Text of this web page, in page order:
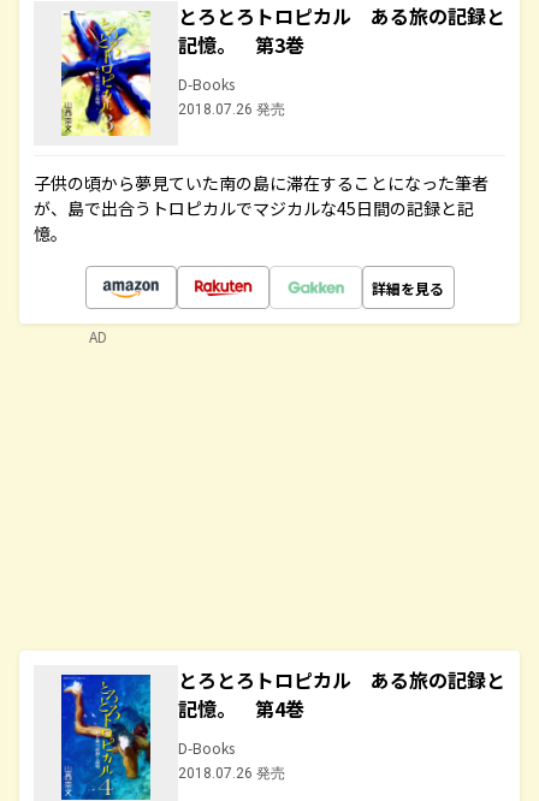
とろとろトロピカル ある旅の記録と
記憶。 第3巻
D-Books
2018.07.26 発売
子供の頃から夢見ていた南の島に滞在することになった筆者
が、島で出合うトロピカルでマジカルな45日間の記録と記
憶。
詳細を見る
とろとろトロピカル ある旅の記録と
記憶。 第4巻
D-Books
2018.07.26 発売
AD